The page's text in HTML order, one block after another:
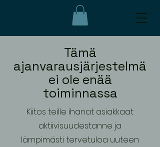
Tämä
ajanvarausjärjestelmä
ei ole enää
toiminnassa
Kiitos teille ihanat asiakkaat
aktiivisuudestanne ja
lämpimästi tervetuloa uuteen